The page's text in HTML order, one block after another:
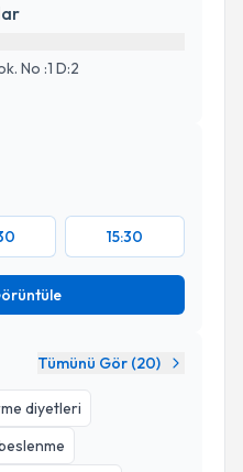
No :1 D:2
15:30
Tümünü Gör (20)
diyetleri